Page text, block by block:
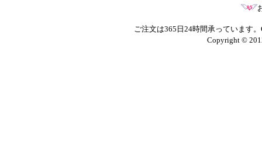
ご注文は365日24時間承っています
Copyright ©